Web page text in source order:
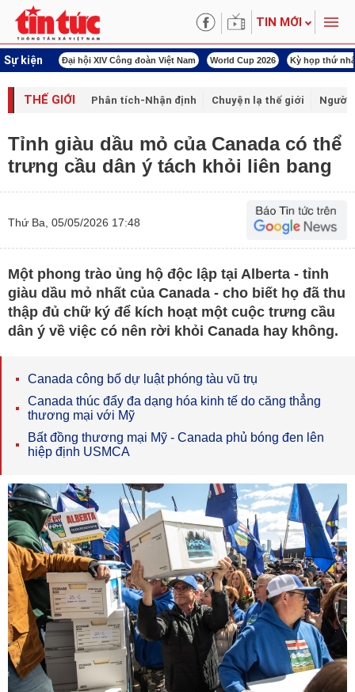
TIN MỚI
Sự kiện
ngày đêm Đại hội XIV Công đoàn Việt Nam World Cup 2026 Kỳ họp thứ
THẾ GIỚI Phân tích-Nhận định Chuyện lạ thế giới Người
Tỉnh giàu dầu mỏ của Canada có thể
trưng cầu dân ý tách khỏi liên bang
Thứ Ba, 05/05/2026 17:48
Một phong trào ủng hộ độc lập tại Alberta - tỉnh
giàu dầu mỏ nhất của Canada - cho biết họ đã thu
thập đủ chữ ký để kích hoạt một cuộc trưng cầu
dân ý về việc có nên rời khỏi Canada hay không.
Canada công bố dự luật phóng tàu vũ trụ
Canada thúc đẩy đa dạng hóa kinh tế do căng thẳng
thương mại với Mỹ
Bất đồng thương mại Mỹ - Canada phủ bóng đen lên
hiệp định USMCA